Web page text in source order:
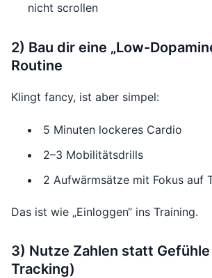
nicht scrollen
2) Bau dir eine „Low-
Routine
Klingt fancy, ist aber simpel:
5 Minuten lockeres Cardio
2–3 Mobilitätsdrills
2 Aufwärmsätze mit Fokus auf
Das ist wie „Einloggen“ ins Training.
3) Nutze Zahlen statt
Tracking)